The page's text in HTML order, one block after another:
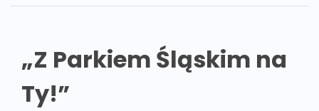
„Z Parkiem Śląskim na
Ty!”